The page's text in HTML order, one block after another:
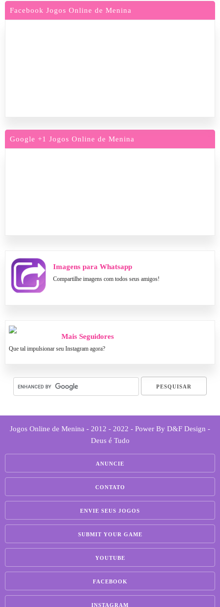
Facebook Jogos Online de Menina
Google +1 Jogos Online de Menina
Imagens para Whatsapp
Compartilhe imagens com todos seus amigos!
Mais Seguidores
Que tal impulsionar seu Instagram agora?
Jogos Online de Menina - 2012 - 2022 - Power By D&F Design -
Deus é Tudo
ANUNCIE
CONTATO
ENVIE SEUS JOGOS
SUBMIT YOUR GAME
YOUTUBE
FACEBOOK
INSTAGRAM